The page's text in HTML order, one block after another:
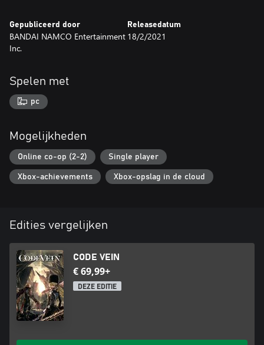
Gepubliceerd door
BANDAI NAMCO Entertainment
Inc.
Releasedatum
18/2/2021
Spelen met
pc
Mogelijkheden
Online co-op (2-2) Single player
Xbox-achievements Xbox-opslag in de cloud
Edities vergelijken
CODE VEIN
€ 69,99+
DEZE EDITIE